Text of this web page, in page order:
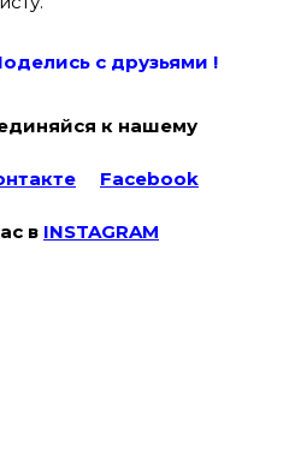
лись с друзьями !
к нашему
Facebook
в INSTAGRAM